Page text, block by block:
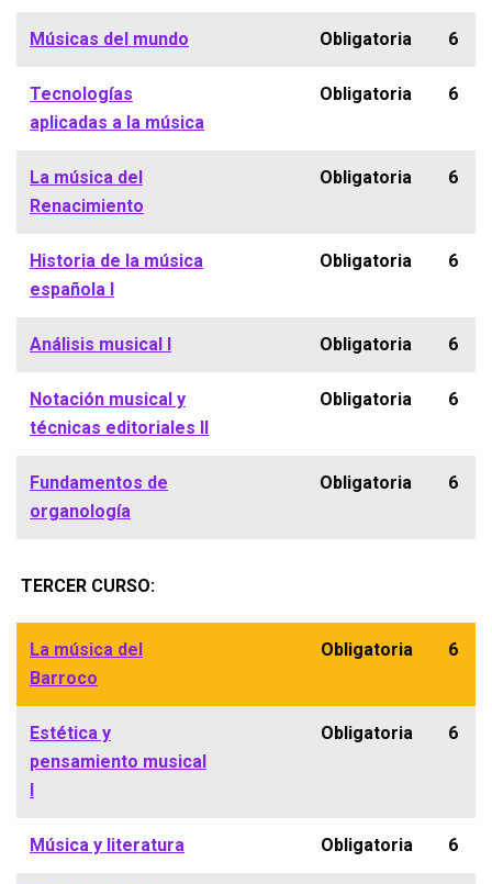
Músicas del mundo Obligatoria 6
Tecnologías
aplicadas a la música
Obligatoria 6
La música del
Renacimiento
Obligatoria 6
Historia de la música
española I
Obligatoria 6
Análisis musical I Obligatoria 6
Notación musical y
técnicas editoriales II
Obligatoria 6
Fundamentos de
organología
Obligatoria 6
TERCER CURSO:
La música del
Barroco
Obligatoria 6
Estética y
pensamiento musical
I
Obligatoria 6
Música y literatura Obligatoria 6